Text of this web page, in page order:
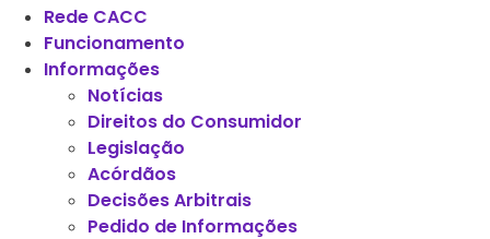
Rede CACC
Funcionamento
Informações
Notícias
Direitos do Consumidor
Legislação
Acórdãos
Decisões Arbitrais
Pedido de Informações